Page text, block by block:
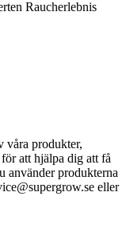
Raucherlebnis
våra produkter,
att hjälpa dig att få
använder produkterna
eller